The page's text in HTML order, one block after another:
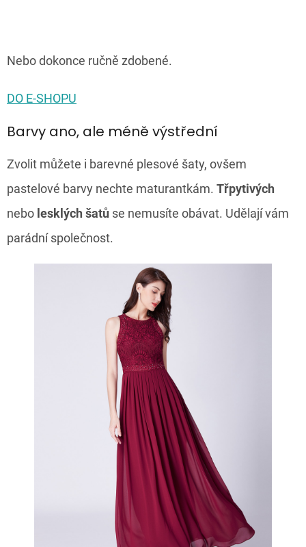
Nebo dokonce ručně zdobené.
DO E-SHOPU
Barvy ano, ale méně výstřední
Zvolit můžete i barevné plesové šaty, ovšem
pastelové barvy nechte maturantkám. Třpytivých
nebo lesklých šatů se nemusíte obávat. Udělají vám
parádní společnost.